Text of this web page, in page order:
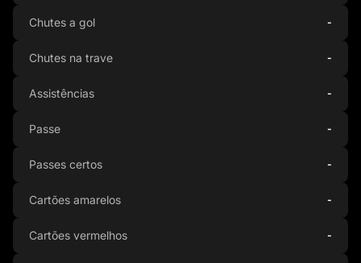
Chutes a gol -
Chutes na trave -
Assistências -
Passe -
Passes certos -
Cartões amarelos -
Cartões vermelhos -